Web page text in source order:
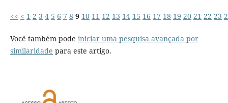
<< < 1 2 3 4 5 6 7 8 9 10 11 12 13 14 15 16 17 18 19 20 21 22 23
Você também pode iniciar uma pesquisa avançada por
similaridade para este artigo.